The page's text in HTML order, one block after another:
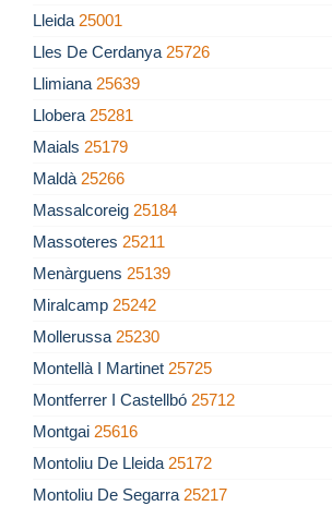
Lleida 25001
Lles De Cerdanya 25726
Llimiana 25639
Llobera 25281
Maials 25179
Maldà 25266
Massalcoreig 25184
Massoteres 25211
Menàrguens 25139
Miralcamp 25242
Mollerussa 25230
Montellà I Martinet 25725
Montferrer I Castellbó 25712
Montgai 25616
Montoliu De Lleida 25172
Montoliu De Segarra 25217